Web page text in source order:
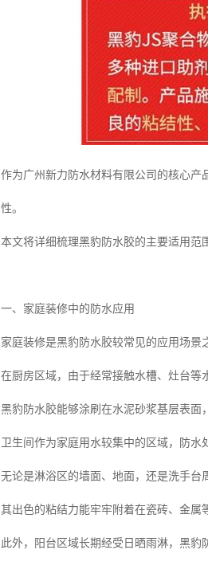
作为广州新力防水材料有限公司的核心
性。
本文将详细梳理黑豹防水胶的主要适用范
一、家庭装修中的防水应用
家庭装修是黑豹防水胶较常见的应用场景
在厨房区域，由于经常接触水槽、灶台等
黑豹防水胶能够涂刷在水泥砂浆基层表
卫生间作为家庭用水较集中的区域，防水
无论是淋浴区的墙面、地面，还是洗手
其出色的粘结力能牢牢附着在瓷砖、金
此外，阳台区域长期经受日晒雨淋，黑